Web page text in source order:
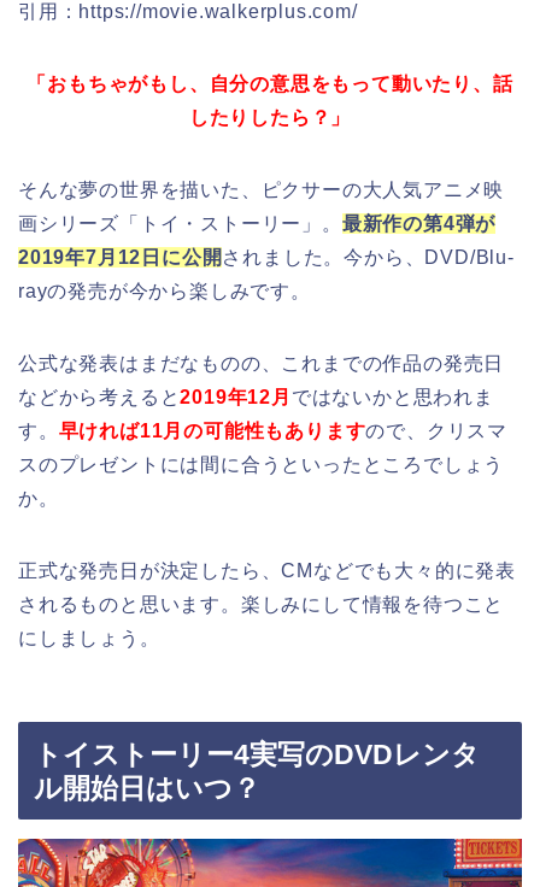
引用：https://movie.walkerplus.com/
「おもちゃがもし、自分の意思をもって動いたり、話
したりしたら？」
そんな夢の世界を描いた、ピクサーの大人気アニメ映
画シリーズ「トイ・ストーリー」。 最新作の第4弾が
2019年7月12日に公開 されました。今から、DVD/Blu-
rayの発売が今から楽しみです。
公式な発表はまだなものの、これまでの作品の発売日
などから考えると2019年12月 ではないかと思われま
す。 早ければ11月の可能性もありますので、クリスマ
スのプレゼントには間に合うといったところでしょう
か。
正式な発売日が決定したら、CMなどでも大々的に発表
されるものと思います。楽しみにして情報を待つこと
にしましょう。
トイストーリー4実写のDVDレンタ
ル開始日はいつ？